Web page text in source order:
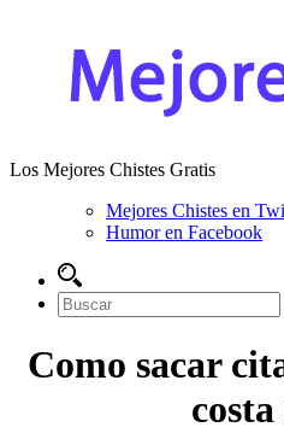
Los Mejores Chistes Gratis
Mejores Chistes en
Humor en Facebook
Como sacar